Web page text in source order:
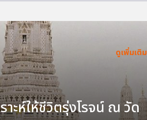
ดูเพิ่มเติม
ราะห์ให้ชีวิตรุ่งโรจน์ ณ วัด